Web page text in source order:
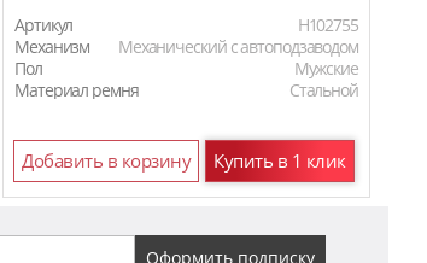
Артикул
H102755
Механизм
Механический с автоподзаводом
Пол
Мужские
Материал ремня
Стальной
Добавить в корзину Купить в 1 клик